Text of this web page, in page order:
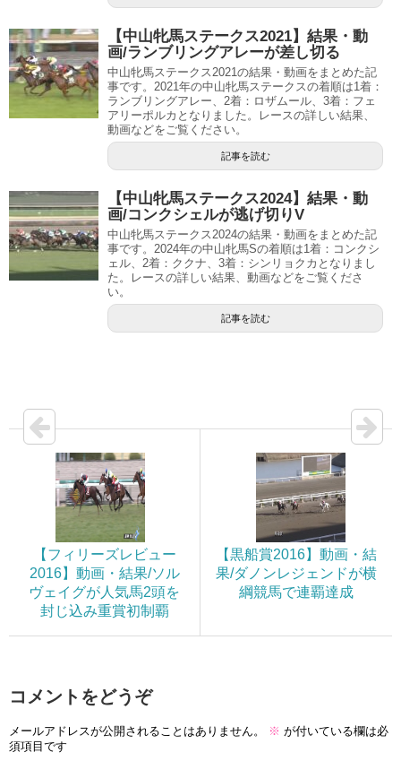
【中山牝馬ステークス2021】結果・動
画/ランブリングアレーが差し切る
中山牝馬ステークス2021の結果・動画をまとめた記
事です。2021年の中山牝馬ステークスの着順は1着：
ランブリングアレー、2着：ロザムール、3着：フェ
アリーポルカとなりました。レースの詳しい結果、
動画などをご覧ください。
記事を読む
【中山牝馬ステークス2024】結果・動
画/コンクシェルが逃げ切りV
中山牝馬ステークス2024の結果・動画をまとめた記
事です。2024年の中山牝馬Sの着順は1着：コンクシ
ェル、2着：ククナ、3着：シンリョクカとなりまし
た。レースの詳しい結果、動画などをご覧くださ
い。
記事を読む
【フィリーズレビュー
2016】動画・結果/ソル
ヴェイグが人気馬2頭を
封じ込み重賞初制覇
【黒船賞2016】動画・結
果/ダノンレジェンドが横
綱競馬で連覇達成
コメントをどうぞ
メールアドレスが公開されることはありません。 ※ が付いている欄は必
須項目です